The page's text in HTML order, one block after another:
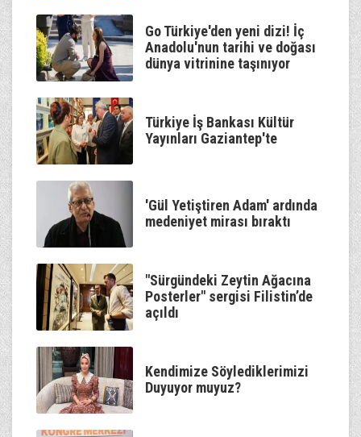
Go Türkiye'den yeni dizi! İç
Anadolu'nun tarihi ve doğası
dünya vitrinine taşınıyor
Türkiye İş Bankası Kültür
Yayınları Gaziantep'te
'Gül Yetiştiren Adam' ardında
medeniyet mirası bıraktı
"Sürgündeki Zeytin Ağacına
Posterler" sergisi Filistin’de
açıldı
Kendimize Söylediklerimizi
Duyuyor muyuz?